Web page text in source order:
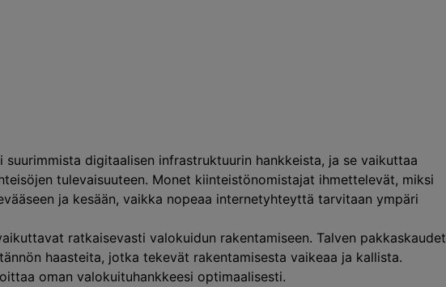
suurimmista digitaalisen infrastruktuurin hankkeista, ja se vaikuttaa
tulevaisuuteen. Monet kiinteistönomistajat ihmettelevät, miksi
ja kesään, vaikka nopeaa internetyhteyttä tarvitaan ympäri
ratkaisevasti valokuidun rakentamiseen. Talven pakkaskaudet
haasteita, jotka tekevät rakentamisesta vaikeaa ja kallista.
oman valokuituhankkeesi optimaalisesti.